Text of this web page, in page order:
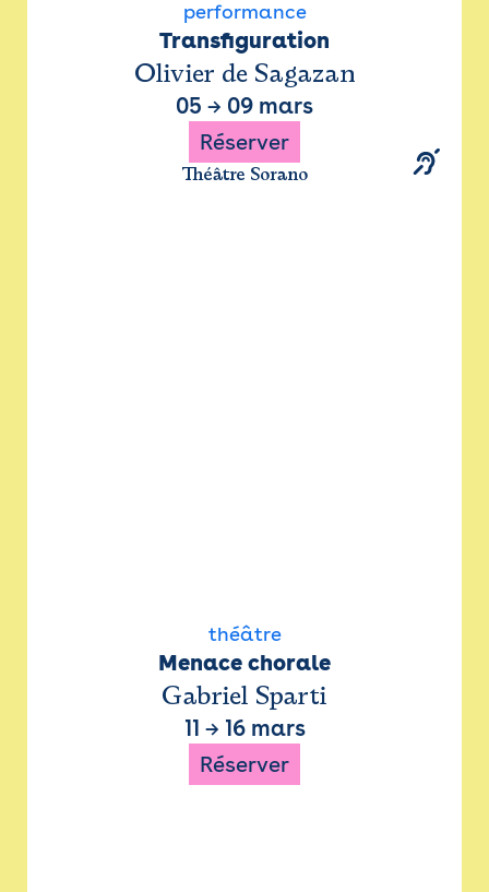
performance
Transfiguration
Olivier de Sagazan
05 → 09 mars
Réserver
Théâtre Sorano
théâtre
Menace chorale
Gabriel Sparti
11 → 16 mars
Réserver